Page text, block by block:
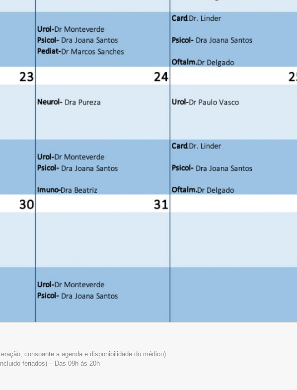
consoante a agenda e disponibilidade do médico)
feriados) – Das 09h às 20h